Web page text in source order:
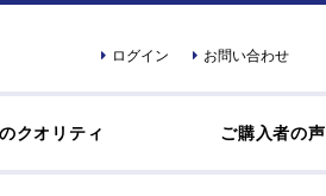
ログイン お問い合わせ
クオリティ ご購入者の声